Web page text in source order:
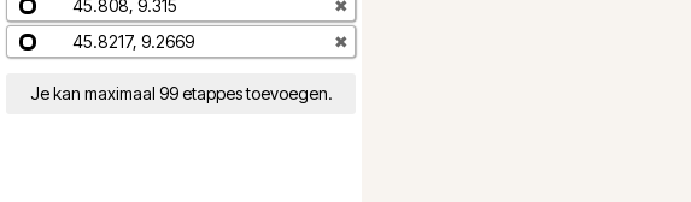
45.808, 9.315
✖
45.8217, 9.2669
✖
Je kan maximaal 99 etappes toevoegen.